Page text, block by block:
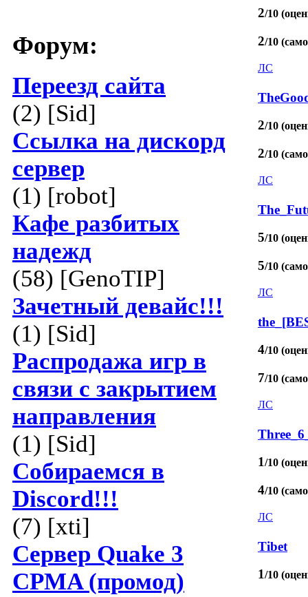
Форум:
Переезд сайта
(2) [Sid]
Ссылка на дискорд
сервер
(1) [robot]
Кафе разбитых
надежд
(58) [GenoTIP]
Зачетный девайс!!!
(1) [Sid]
Распродажа игр в
связи с закрытием
направления
(1) [Sid]
Собираемся в
Discord!!!
(7) [xti]
Сервер Quake 3
CPMA (промод)
2/10
2/10
ЛС
2/10
2/10
ЛС
5/10
5/10
ЛС
4/10
7/10
ЛС
1/10
4/10
ЛС
Tibet
1/10